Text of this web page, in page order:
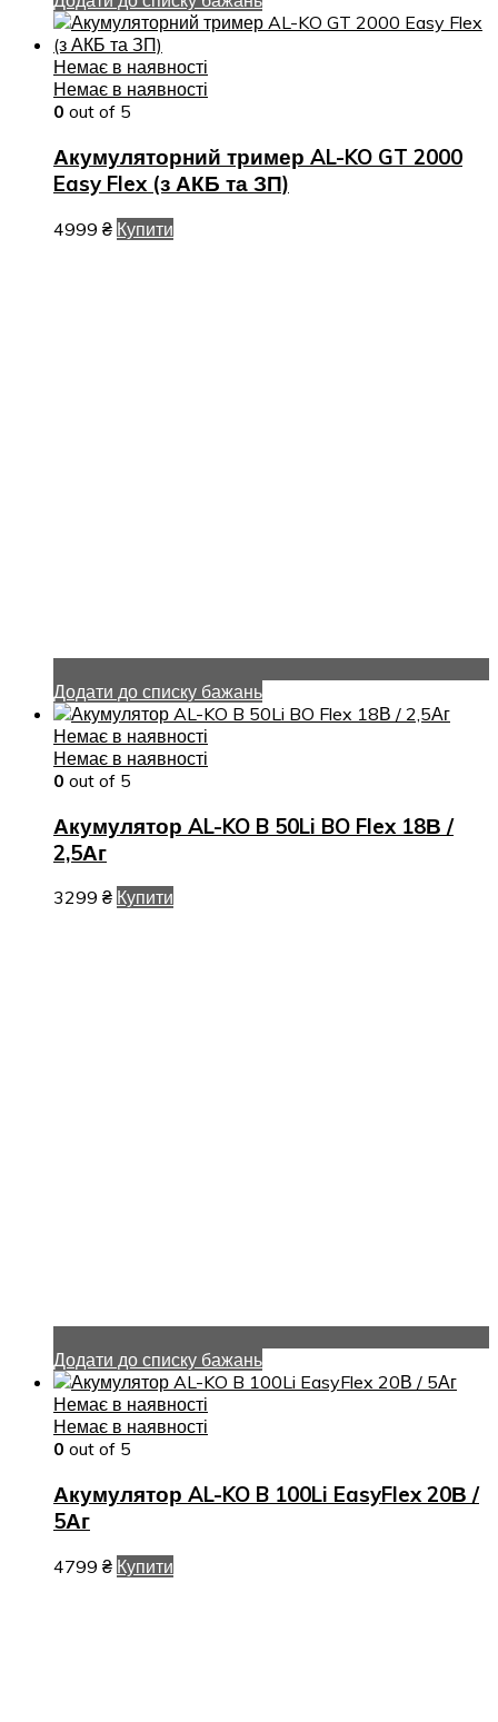
Немає в наявності
Немає в наявності
0 out of 5
Акумуляторний тример AL-KO GT 2000
Easy Flex (з АКБ та ЗП)
4999 ₴ Купити
Додати до списку бажань
Немає в наявності
Немає в наявності
0 out of 5
Акумулятор AL-KO B 50Li BO Flex 18В /
2,5Аг
3299 ₴ Купити
Додати до списку бажань
Немає в наявності
Немає в наявності
0 out of 5
Акумулятор AL-KO B 100Li EasyFlex 20В /
5Аг
4799 ₴ Купити